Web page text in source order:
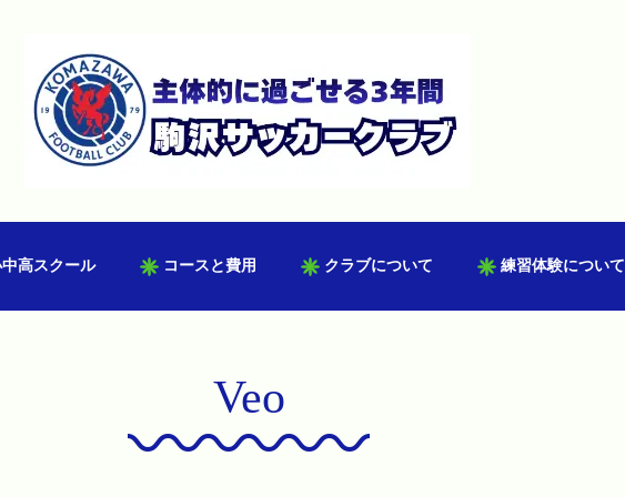
高スクール コースと費用 クラブについて 練習体験について
Veo